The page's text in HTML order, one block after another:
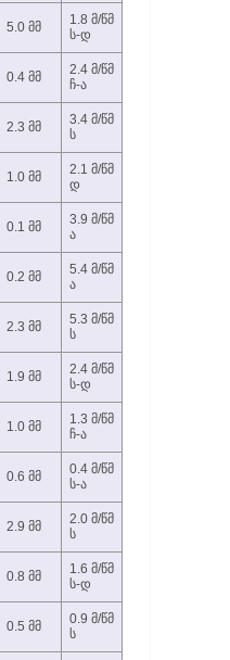
5.0 მმ
1.8 მ/წმ
ს-დ
0.4 მმ
2.4 მ/წმ
ჩ-ა
2.3 მმ
3.4 მ/წმ
ს
1.0 მმ
2.1 მ/წმ
დ
0.1 მმ
3.9 მ/წმ
ა
0.2 მმ
5.4 მ/წმ
ა
2.3 მმ
5.3 მ/წმ
ს
1.9 მმ
2.4 მ/წმ
ს-დ
1.0 მმ
1.3 მ/წმ
ჩ-ა
0.6 მმ
0.4 მ/წმ
ს-ა
2.9 მმ
2.0 მ/წმ
ს
0.8 მმ
1.6 მ/წმ
ს-დ
0.5 მმ
0.9 მ/წმ
ს